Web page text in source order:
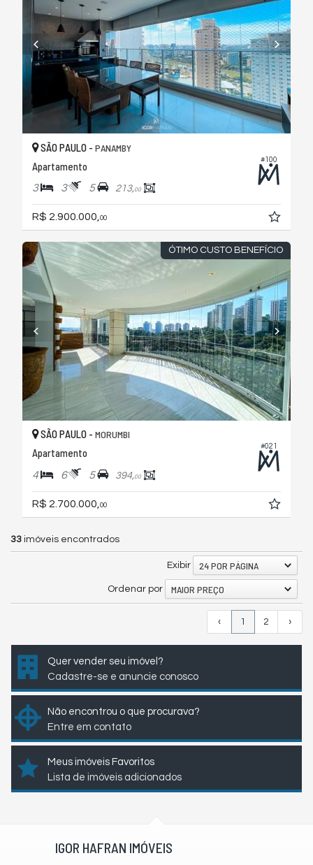
#100
SÃO PAULO - PANAMBY
Apartamento
3 3 5 213,00
R$ 2.900.000, 00
ÓTIMO CUSTO BENEFÍCIO
#021
SÃO PAULO - MORUMBI
Apartamento
4 6 5 394,00
R$ 2.700.000, 00
33 imóveis encontrados
Exibir 24 POR PÁGINA
Ordenar por MAIOR PREÇO
‹ 1 2 ›
Quer vender seu imóvel?
Cadastre-se e anuncie conosco
Não encontrou o que procurava?
Entre em contato
Meus imóveis Favoritos
Lista de imóveis adicionados
IGOR HAFRAN IMÓVEIS